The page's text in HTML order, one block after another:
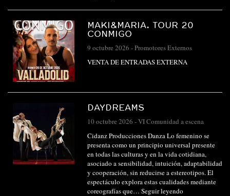
MAKI&MARIA. TOUR 20
CONMIGO
9 octubre 2026 -Promotores Externos
VENTA DE ENTRADAS EXTERNA
DAYDREAMS
10 octubre 2026 -VI Comunidad a escena
Cidanz Producciones Danza Lo femenino se
presenta como un principio universal presente
en todas las culturas y en la vida cotidiana,
asociado a sensibilidad, intuición, adaptabilidad
y cooperación, sin reducirse a estereotipos. El
espectáculo explora estas cualidades mediante
coreografías que… Seguir leyendo